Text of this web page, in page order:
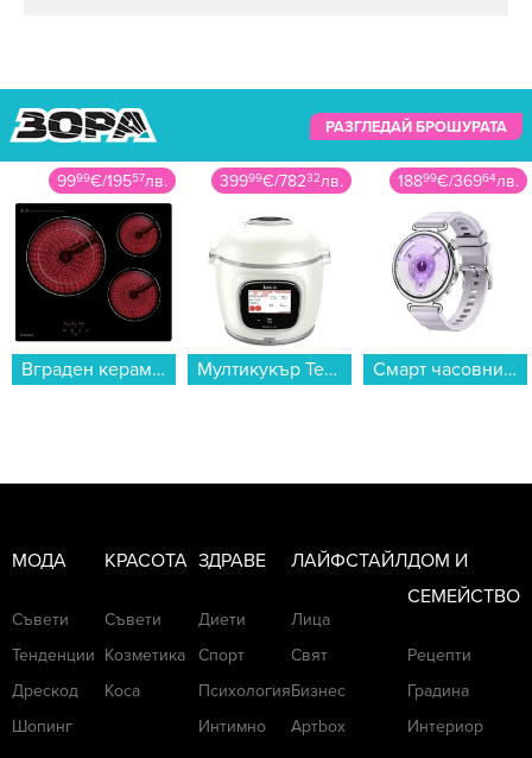
РАЗГЛЕДАЙ БРОШУРАТА
9999€/19557лв.
Вграден керамичен плот Crown PVT613.C , Електрически...
39999€/78232лв.
Мултикукър Tefal CY9441F2 Cook4me Touch Pro...
18899€/36964лв.
Смарт часовник Huawei WATCH GT 6 PURPLE 41mm Konsu-B19FC 55020FTM , 1.32...
МОДА
Съвети
Тенденции
Дрескод
Шопинг
КРАСОТА
Съвети
Козметика
Коса
ЗДРАВЕ
Диети
Спорт
Психология
Интимно
ЛАЙФСТАЙЛ
Лица
Свят
Бизнес
Артbox
ДОМ И
СЕМЕЙСТВО
Рецепти
Градина
Интериор